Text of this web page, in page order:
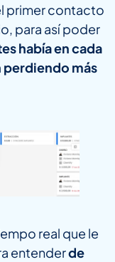
primer contacto
para así poder
había en cada
perdiendo más
real que le
entenderde